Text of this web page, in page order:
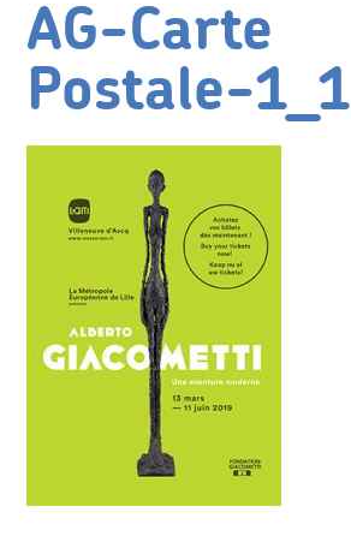
AG-Carte
Postale-1_1